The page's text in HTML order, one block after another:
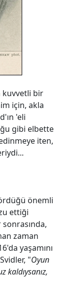
kuvvetli bir
için, akla
'eli
gibi elbette
iten,
önemli
ettiği
sonrasında,
zaman
yaşamını
Svidler, "Oyun
kaldıysanız,